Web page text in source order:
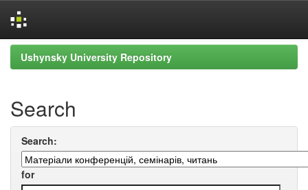
Skip
navigation
Ushynsky University Repository
Search
Search:
for